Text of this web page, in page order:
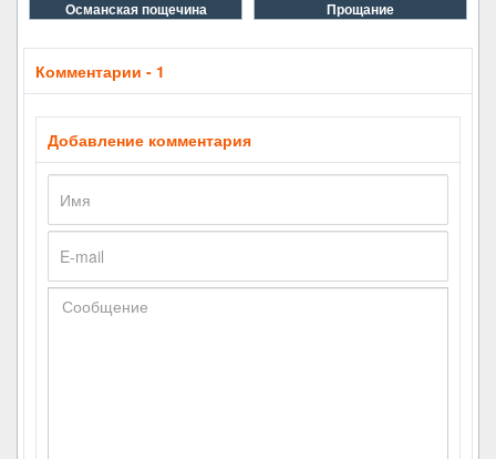
Османская пощечина Прощание
Комментарии - 1
Добавление комментария